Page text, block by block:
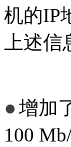
机的IP
上述信
●增加
100